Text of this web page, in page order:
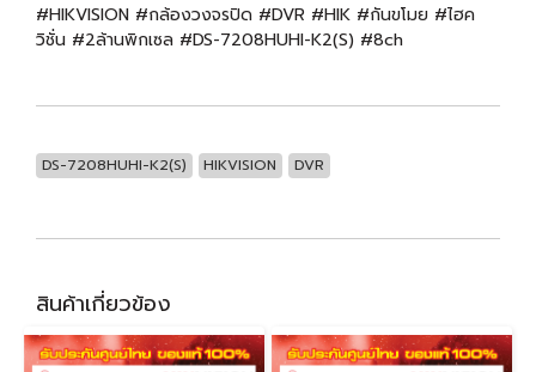
#HIKVISION #กล้องวงจรปิด #DVR #HIK #กันขโมย #ไฮค
วิชั่น #2ล้านพิกเซล #DS-7208HUHI-K2(S) #8ch
DS-7208HUHI-K2(S) HIKVISION DVR
สินค้าเกี่ยวข้อง